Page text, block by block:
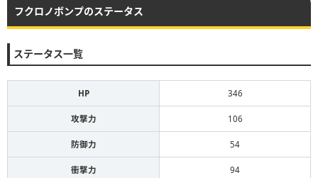
フクロノボンプのステータス
ステータス一覧
HP 346
攻撃力 106
防御力 54
衝撃力 94